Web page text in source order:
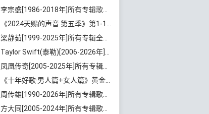
李宗盛[1986-2018年]所有专辑歌曲合集打包[无损FLAC/MP3/8.82GB]百度云网盘下载
《2024天赐的声音 第五季》第1-12期歌曲[无损FLAC/MP3]百度云网盘下载
梁静茹[1999-2025年]所有专辑全部歌曲打包[无损FLAC/MP3/10.71GB]百度云网盘下载
Taylor Swift(泰勒)[2006-2026年]所有歌曲合集打包[无损FLAC/MP3/23.78GB]百度云网盘下载
凤凰传奇[2005-2025年]所有专辑歌曲合集[无损WAV/FLAC+MP3/11.62GB]百度云网盘下载
《十年好歌·男人篇+女人篇》黄金国语珍藏6CD[无损WAV/MP3/4.09GB]百度云网盘下载
周传雄[1990-2026年]所有专辑歌曲全集[无损FLAC/MP3/10GB]百度云网盘下载
方大同[2005-2024年]所有专辑歌曲合集[高品质MP3+无损FLAC/7.59GB]百度云网盘下载